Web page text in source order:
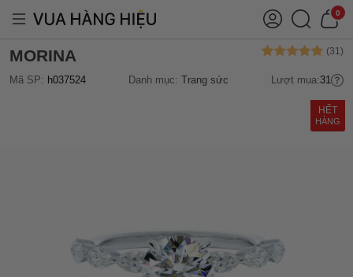
0
MORINA
Mã SP: h037524 Danh mục: Trang sức Lượt mua:31
HẾT
HÀNG